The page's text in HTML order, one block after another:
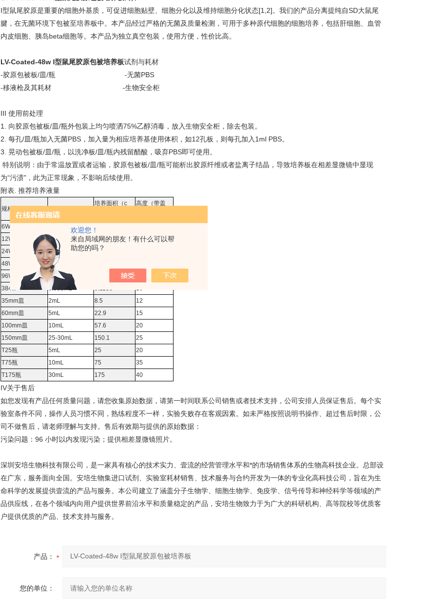
欢迎您！
来自局域网的朋友！有什么可以帮
助您的吗？
I型鼠尾胶原是重要的细胞外基质，可促进细胞贴壁、细胞分化以及维持细胞分化状态[1,2]。我们的产品分离提纯自SD大鼠尾
腱，在无菌环境下包被至培养板中。本产品经过严格的无菌及质量检测，可用于多种原代细胞的细胞培养，包括肝细胞、血管
内皮细胞、胰岛beta细胞等。本产品为独立真空包装，使用方便，性价比高。
LV-Coated-48w I型鼠尾胶原包被培养板试剂与耗材
-胶原包被板/皿/瓶 -无菌PBS
-移液枪及其耗材 -生物安全柜
III 使用前处理
1. 向胶原包被板/皿/瓶外包装上均匀喷洒75%乙醇消毒，放入生物安全柜，除去包装。
2. 每孔/皿/瓶加入无菌PBS，加入量为相应培养基使用体积，如12孔板，则每孔加入1ml PBS。
3. 晃动包被板/皿/瓶，以洗净板/皿/瓶内残留醋酸，吸弃PBS即可使用。
特别说明：由于常温放置或者运输，胶原包被板/皿/瓶可能析出胶原纤维或者盐离子结晶，导致培养板在相差显微镜中显现
为“污渍"，此为正常现象，不影响后续使用。
附表. 推荐培养液量
规格
培养面积（c
高度（带盖
6W
9.5
12W
1mL 3.6
23
24W
0.5mL 1.9
48W
0.3mL
96W
0.1mL
384w
0.033mL 0.1135
16
35mm皿
2mL 8.5
12
60mm皿
5mL 22.9
15
100mm皿
10mL 57.6
20
150mm皿
25-30mL 150.1
25
T25瓶
5mL 25
20
T75瓶
10mL 75
35
T175瓶
30mL 175 40
IV关于售后
如您发现有产品任何质量问题，请您收集原始数据，请第一时间联系公司销售或者技术支持，公司安排人员保证售后。每个实
验室条件不同，操作人员习惯不同，熟练程度不一样，实验失败存在客观因素。如未严格按照说明书操作、超过售后时限，公
司不做售后，请老师理解与支持。售后有效期与提供的原始数据：
污染问题：96 小时以内发现污染；提供相差显微镜照片。
深圳安培生物科技有限公司，是一家具有核心的技术实力、壹流的经营管理水平和*的市场销售体系的生物高科技企业。总部设
在广东，服务面向全国。安培生物集进口试剂、实验室耗材销售、技术服务与合约开发为一体的专业化高科技公司，旨在为生
命科学的发展提供壹流的产品与服务。本公司建立了涵盖分子生物学、细胞生物学、免疫学、信号传导和神经科学等领域的产
品供应线，在各个领域内向用户提供世界前沿水平和质量稳定的产品，安培生物致力于为广大的科研机构、高等院校等优质客
户提供优质的产品、技术支持与服务。
产品：
您的单位：